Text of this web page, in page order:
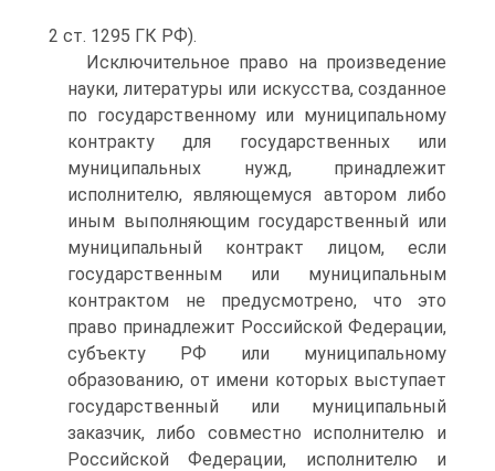
2 ст. 1295 ГК РФ).
Исключительное право на произведение
науки, литературы или искусства, созданное
по государственному или муниципальному
контракту для государственных или
муниципальных нужд, принадлежит
исполнителю, являющемуся автором либо
иным выполняющим государственный или
муниципальный контракт лицом, если
государственным или муниципальным
контрактом не предусмотрено, что это
право принадлежит Российской Федерации,
субъекту РФ или муниципальному
образованию, от имени которых выступает
государственный или муниципальный
заказчик, либо совместно исполнителю и
Российской Федерации, исполнителю и